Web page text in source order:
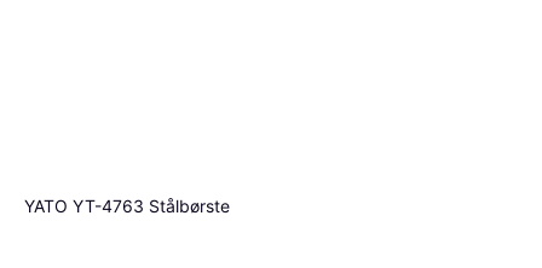
YATO YT-4763 Stålbørste